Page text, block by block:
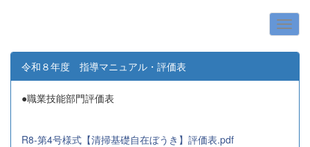
令和８年度 指導マニュアル・評価表
●職業技能部門評価表
R8-第4号様式【清掃基礎自在ぼうき】評価表.pdf